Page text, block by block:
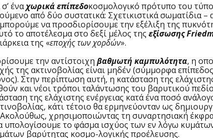
έναχωρικά επίπεδοκοσμολογικό πρότυπο του
από δύο συστατικά: Σχετικιστικά σωματίδια
να προσδιορίσουμε την εξέλιξη της
το αποτέλεσμα στο δεξί μέλος της εξίσωσης
της «εποχής των χορδών».
την αντίστοιχη βαθμωτή καμπυλότητα, η
της ακτινοβολίας είναι μηδέν (σύμμορφα
Στην περίπτωση αυτή, η κατάσταση της
και νέοι τρόποι ταλάντωσης του βαρυτικού
της ελάχιστης ενέργειας κατά ένα ποσό
κάτι τέτοιο θα ερμηνεύονταν ως
χρησιμοποιώντας τη συναρτησιακή
το φάσμα ισχύος των εν λόγω
βαρύτητας κοσμο-λογικής προέλευσης.